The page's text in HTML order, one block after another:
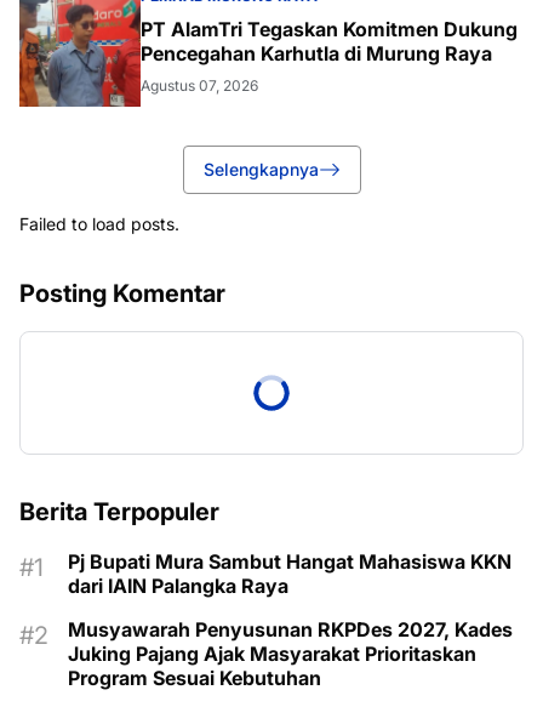
PT AlamTri Tegaskan Komitmen Dukung
Pencegahan Karhutla di Murung Raya
Agustus 07, 2026
Selengkapnya
Failed to load posts.
Posting Komentar
Berita Terpopuler
Pj Bupati Mura Sambut Hangat Mahasiswa KKN
dari IAIN Palangka Raya
Musyawarah Penyusunan RKPDes 2027, Kades
Juking Pajang Ajak Masyarakat Prioritaskan
Program Sesuai Kebutuhan